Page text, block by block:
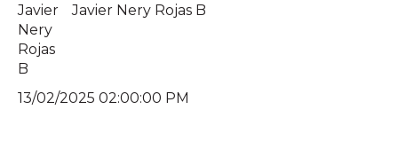
Javier Nery Rojas B
13/02/2025 02:00:00 PM